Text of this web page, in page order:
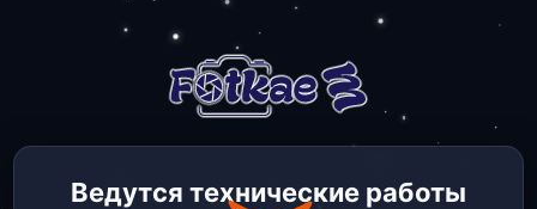
Ведутся технические работы